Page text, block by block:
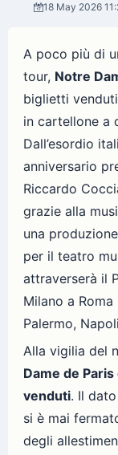
18 May 2026
A poco più di
tour, Notre
biglietti
in cartellone a
Dall’esordio
anniversario
Riccardo
grazie alla
una
per il teatro
attraverserà il
Milano a Roma
Palermo,
Alla vigilia del
Dame de
venduti. Il
si è mai
degli